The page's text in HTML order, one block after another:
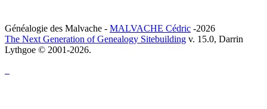
Généalogie des Malvache - MALVACHE Cédric -2026
The Next Generation of Genealogy Sitebuilding v. 15.0, Darrin
Lythgoe © 2001-2026.